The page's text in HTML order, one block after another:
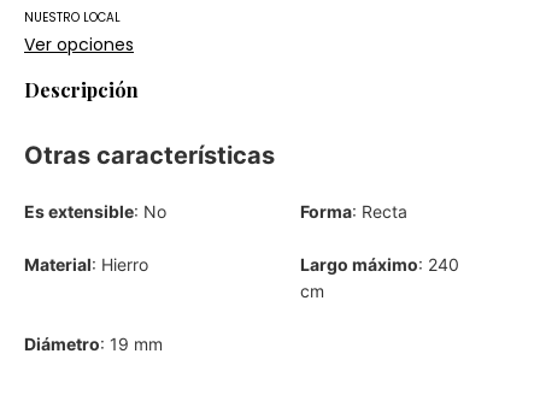
NUESTRO LOCAL
Ver opciones
Descripción
Otras características
Es extensible: No Forma: Recta
Material: Hierro Largo máximo: 240
cm
Diámetro: 19 mm